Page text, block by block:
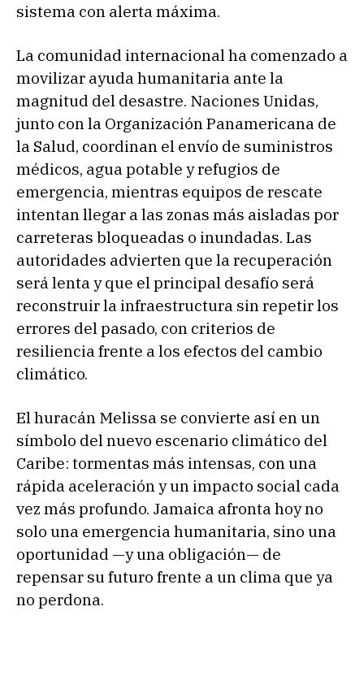
sistema con alerta máxima.
La comunidad internacional ha comenzado a
movilizar ayuda humanitaria ante la
magnitud del desastre. Naciones Unidas,
junto con la Organización Panamericana de
la Salud, coordinan el envío de suministros
médicos, agua potable y refugios de
emergencia, mientras equipos de rescate
intentan llegar a las zonas más aisladas por
carreteras bloqueadas o inundadas. Las
autoridades advierten que la recuperación
será lenta y que el principal desafío será
reconstruir la infraestructura sin repetir los
errores del pasado, con criterios de
resiliencia frente a los efectos del cambio
climático.
El huracán Melissa se convierte así en un
símbolo del nuevo escenario climático del
Caribe: tormentas más intensas, con una
rápida aceleración y un impacto social cada
vez más profundo. Jamaica afronta hoy no
solo una emergencia humanitaria, sino una
oportunidad —y una obligación— de
repensar su futuro frente a un clima que ya
no perdona.